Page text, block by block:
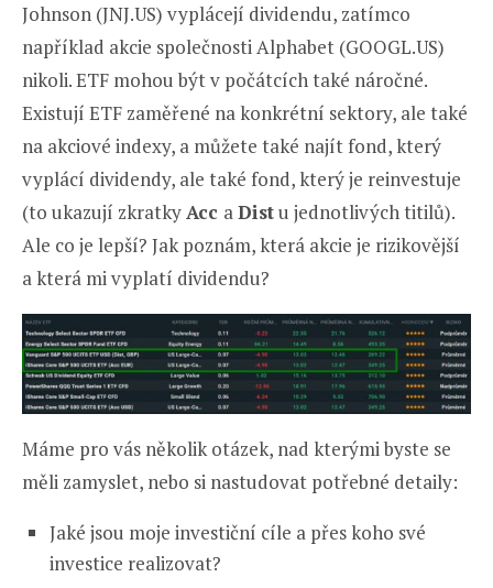
Johnson (JNJ.US) vyplácejí dividendu, zatímco
například akcie společnosti Alphabet (GOOGL.US)
nikoli. ETF mohou být v počátcích také náročné.
Existují ETF zaměřené na konkrétní sektory, ale také
na akciové indexy, a můžete také najít fond, který
vyplácí dividendy, ale také fond, který je reinvestuje
(to ukazují zkratkyAcc aDistu jednotlivých titilů).
Ale co je lepší? Jak poznám, která akcie je rizikovější
a která mi vyplatí dividendu?
Máme pro vás několik otázek, nad kterými byste se
měli zamyslet, nebo si nastudovat potřebné detaily:
Jaké jsou moje investiční cíle a přes koho své
investice realizovat?